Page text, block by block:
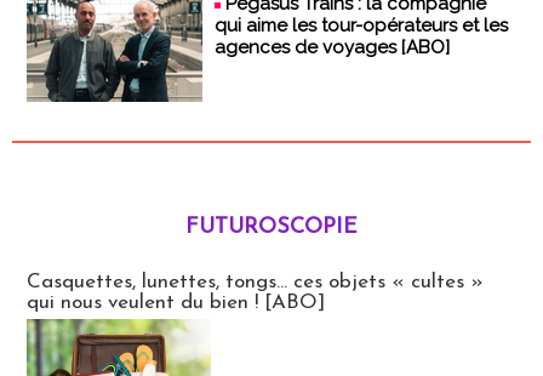
qui aime les tour-opérateurs et les
agences de voyages [ABO]
FUTUROSCOPIE
Casquettes, lunettes, tongs... ces objets « cultes »
qui nous veulent du bien ! [ABO]